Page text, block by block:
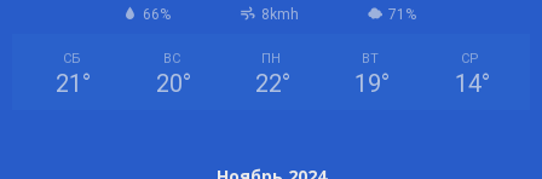
66% 8kmh 71%
СБ
21 °
ВС
20°
ПН
22°
ВТ
19°
СР
14°